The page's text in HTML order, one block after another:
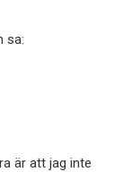
sa:
är att jag inte